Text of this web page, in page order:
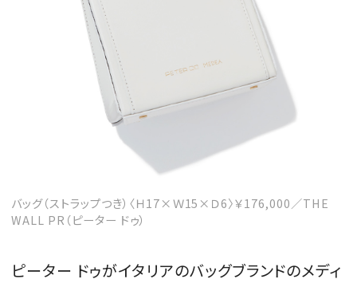
バッグ（ストラップつき）〈Ｈ17×Ｗ15×Ｄ6〉￥176,000／THE
WALL PR（ピーター ドゥ）
ピーター ドゥがイタリアのバッグブランドのメディ